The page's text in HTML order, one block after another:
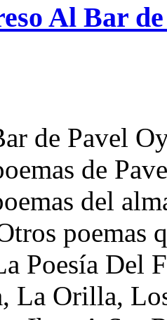
Al Bar
de Pavel
de
del
poemas
Poesía Del
La Orilla,